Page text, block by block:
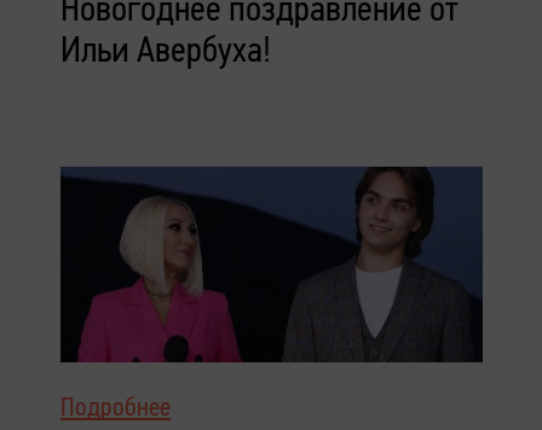
Ильи Авербуха!
Подробнее